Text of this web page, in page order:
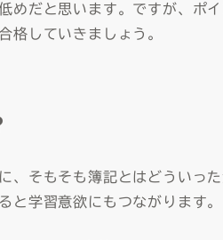
めだと思います。ですが、ポ
格していきましょう。
、そもそも簿記とはどういっ
と学習意欲にもつながります。